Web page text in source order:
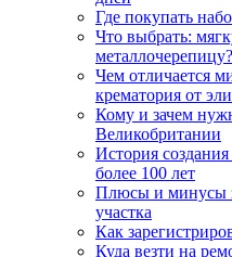
Где покупать
Что выбрать:
металлочерепицу?
Чем отличается
крематория от
Кому и зачем
Великобритании
История
более 100 лет
Плюсы и минусы
участка
Как
Куда везти на